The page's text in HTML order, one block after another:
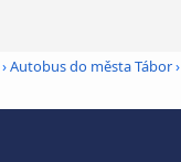
›Autobus do města Tábor›